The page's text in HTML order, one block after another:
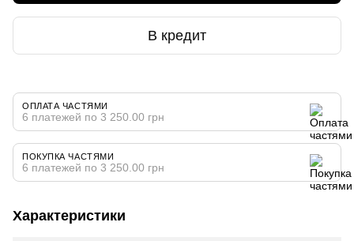
В кредит
ОПЛАТА ЧАСТЯМИ
6 платежей по 3 250.00 грн
ПОКУПКА ЧАСТЯМИ
6 платежей по 3 250.00 грн
Характеристики